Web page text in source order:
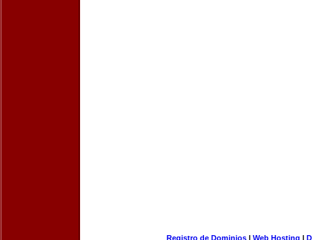
Registro de Dominios| Web Hosting |